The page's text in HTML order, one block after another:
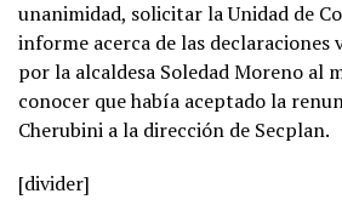
unanimidad, solicitar la Unidad de
informe acerca de las declaraciones
por la alcaldesa Soledad Moreno al
conocer que había aceptado la
Cherubini a la dirección de Secplan.
[divider]